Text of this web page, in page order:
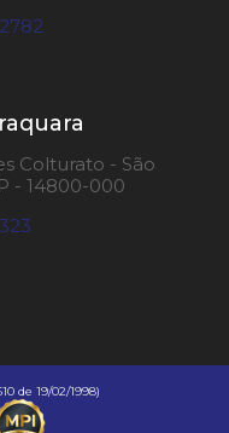
Colturato - São
- 14800-000
de 19/02/1998)